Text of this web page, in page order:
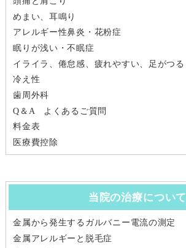
めまい、耳鳴り
アレルギー性鼻炎・花粉症
眠りが浅い・不眠症
イライラ、倦怠感、疲れやすい、足がつる
冷え性
歯周外科
Q＆A よくあるご質問
料金表
医療費控除
当院の治療について
金属から発生するガルバニー電流の測定
金属アレルギーと脱毛症